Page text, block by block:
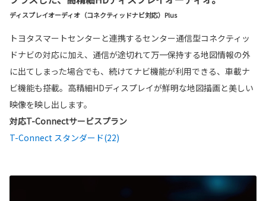
ディスプレイオーディオ（コネクティッドナビ対応）Plus
トヨタスマートセンターと連携するセンター通信型コネクティッ
ドナビの対応に加え、通信が途切れて万一保持する地図情報の外
に出てしまった場合でも、続けてナビ機能が利用できる、車載ナ
ビ機能も搭載。高精細HDディスプレイが鮮明な地図描画と美しい
映像を映し出します。
対応T-Connectサービスプラン
T-Connect スタンダード(22)